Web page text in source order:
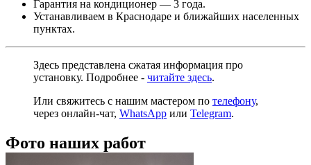
Гарантия на кондиционер — 3 года.
Устанавливаем в Краснодаре и ближайших населенных
пунктах.
Здесь представлена сжатая информация про
установку. Подробнее - читайте здесь.
Или свяжитесь с нашим мастером по телефону,
через онлайн-чат, WhatsApp или Telegram.
Фото наших работ